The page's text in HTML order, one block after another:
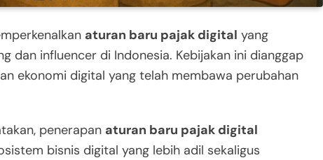
aturan baru pajak digital yang
dan influencer di Indonesia. Kebijakan ini dianggap
ekonomi digital yang telah membawa perubahan
penerapan aturan baru pajak digital
bisnis digital yang lebih adil sekaligus